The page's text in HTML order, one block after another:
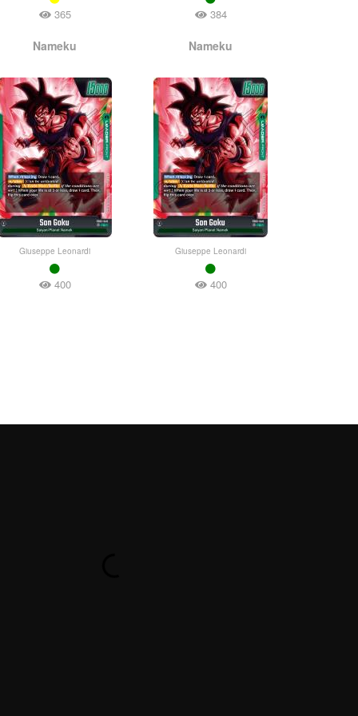
365 384
Nameku
Giuseppe Leonardi
400
Nameku
Giuseppe Leonardi
400